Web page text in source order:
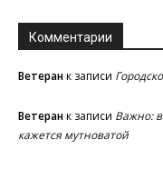
Комментарии
Ветеранк записи
Ветеранк записи Важно:
кажется мутноватой